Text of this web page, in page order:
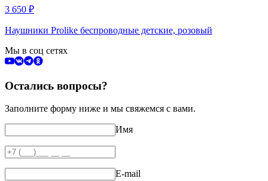
3 650 ₽
Наушники Prolike беспроводные детские, розовый
Мы в соц сетях
Остались вопросы?
Заполните форму ниже и мы свяжемся с вами.
Имя
E-mail